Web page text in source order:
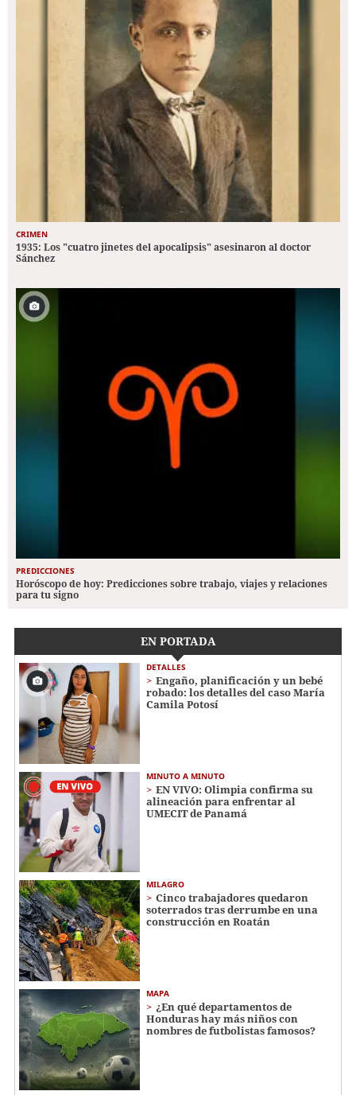
CRIMEN
1935: Los "cuatro jinetes del apocalipsis" asesinaron al doctor
Sánchez
PREDICCIONES
Horóscopo de hoy: Predicciones sobre trabajo, viajes y relaciones
para tu signo
EN PORTADA
DETALLES
Engaño, planificación y un bebé
robado: los detalles del caso María
Camila Potosí
MINUTO A MINUTO
EN VIVO: Olimpia confirma su
alineación para enfrentar al
UMECIT de Panamá
MILAGRO
Cinco trabajadores quedaron
soterrados tras derrumbe en una
construcción en Roatán
MAPA
¿En qué departamentos de
Honduras hay más niños con
nombres de futbolistas famosos?